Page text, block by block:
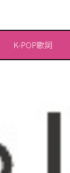
K-POP歌詞